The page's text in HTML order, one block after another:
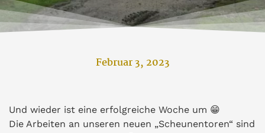
Februar 3, 2023
Und wieder ist eine erfolgreiche Woche um 😁
Die Arbeiten an unseren neuen „Scheunentoren“ sind